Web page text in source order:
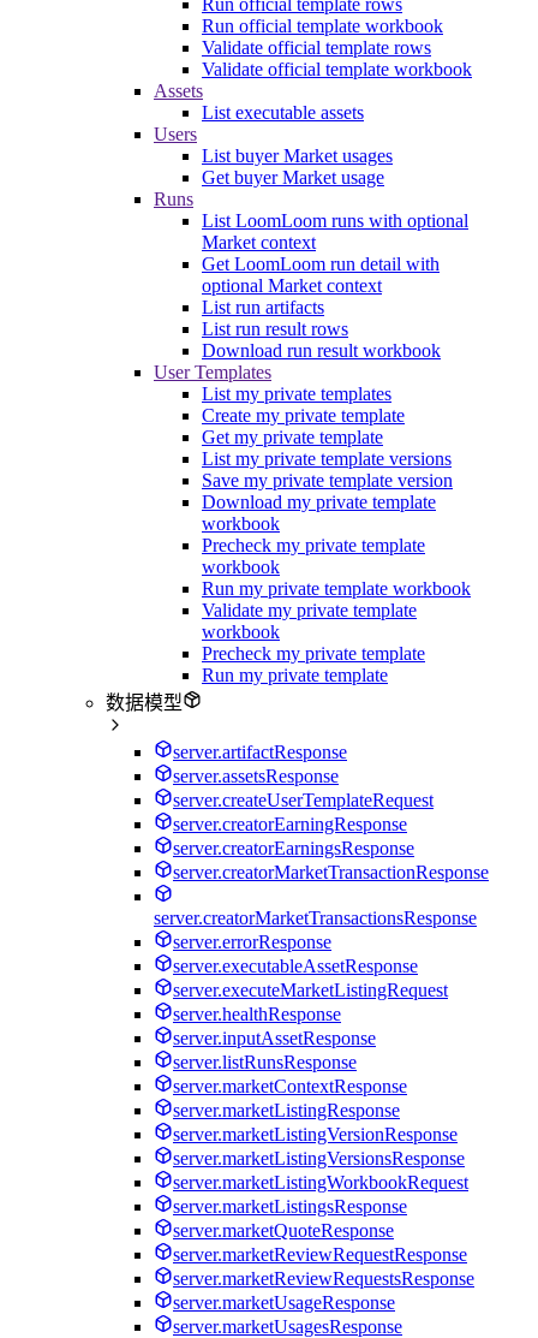
Run official template workbook
Validate official template rows
Validate official template workbook
Assets
List executable assets
Users
List buyer Market usages
Get buyer Market usage
Runs
List LoomLoom runs with optional
Market context
Get LoomLoom run detail with
optional Market context
List run artifacts
List run result rows
Download run result workbook
User Templates
List my private templates
Create my private template
Get my private template
List my private template versions
Save my private template version
Download my private template
workbook
Precheck my private template
workbook
Run my private template workbook
Validate my private template
workbook
Precheck my private template
Run my private template
数据模型
server.artifactResponse
server.assetsResponse
server.createUserTemplateRequest
server.creatorEarningResponse
server.creatorEarningsResponse
server.creatorMarketTransactionResponse
server.creatorMarketTransactionsResponse
server.errorResponse
server.executableAssetResponse
server.executeMarketListingRequest
server.healthResponse
server.inputAssetResponse
server.listRunsResponse
server.marketContextResponse
server.marketListingResponse
server.marketListingVersionResponse
server.marketListingVersionsResponse
server.marketListingWorkbookRequest
server.marketListingsResponse
server.marketQuoteResponse
server.marketReviewRequestResponse
server.marketReviewRequestsResponse
server.marketUsageResponse
server.marketUsagesResponse